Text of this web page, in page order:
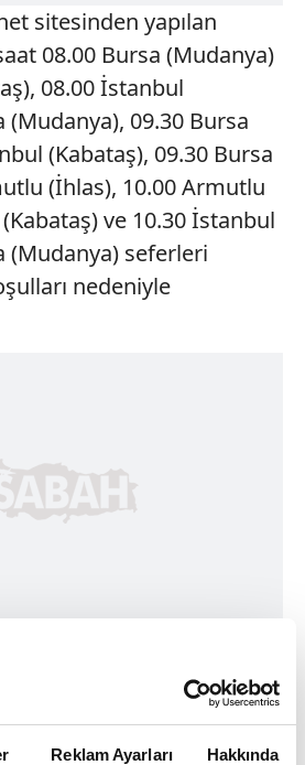
Reklam Ayarları Hakkında
sitesinden yapılan
08.00 Bursa (Mudanya)
08.00 İstanbul
(Mudanya), 09.30 Bursa
(Kabataş), 09.30 Bursa
(İhlas), 10.00 Armutlu
ve 10.30 İstanbul
(Mudanya) seferleri
nedeniyle